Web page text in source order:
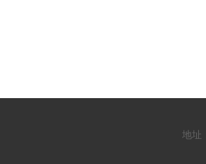
地址